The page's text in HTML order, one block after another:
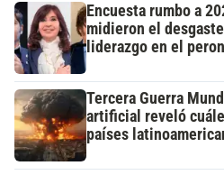
Encuesta rumbo a
midieron el
liderazgo en el
Tercera Guerra
artificial reveló
países